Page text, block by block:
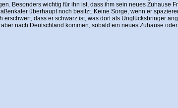
Besonders wichtig für ihn ist, dass ihm sein neues
überhaupt noch besitzt. Keine Sorge, wenn er
erschwert, dass er schwarz ist, was dort als Unglücksbringer
nach Deutschland kommen, sobald ein neues Zuhause